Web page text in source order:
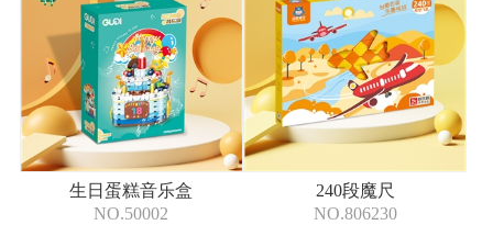
生日蛋糕音乐盒
NO.50002
240段魔尺
NO.806230